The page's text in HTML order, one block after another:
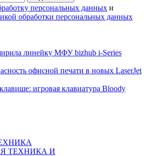
персональных данных и
обработки персональных данных
линейку МФУ bizhub i-Series
офисной печати в новых LaserJet
игровая клавиатура Bloody
ТЕХНИКА И